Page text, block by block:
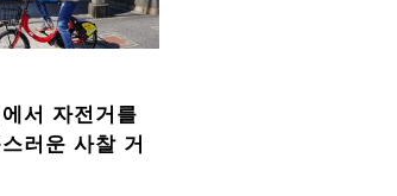
서 자전거를
러운 사찰 거